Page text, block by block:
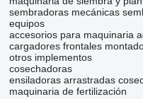
sembradoras mecánicas
equipos
accesorios para maquinaria
cargadores frontales
otros implementos
cosechadoras
ensiladoras arrastradas
maquinaria de fertilización